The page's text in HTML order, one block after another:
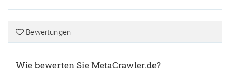
Bewertungen
Wie bewerten Sie MetaCrawler.de?